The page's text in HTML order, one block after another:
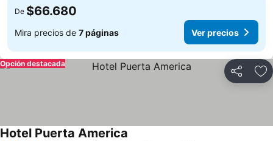
De $66.680
Mira precios de 7 páginas Ver precios
Compartir
Opción destacada
Hotel Puerta America